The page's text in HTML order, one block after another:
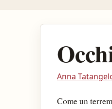
Anna
Come un